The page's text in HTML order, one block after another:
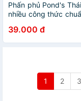
Phấn phủ Pond's
nhiều công thức
Cosmetic
39.000 đ
1 2 3